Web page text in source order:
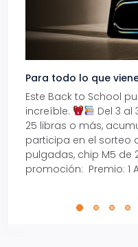
Para todo lo que
Este Back to School
increíble.
Del 3 al
25 libras o más,
participa en el sorteo
pulgadas, chip M5 de
promoción: Premio: 1